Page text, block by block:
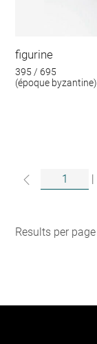
figurine
395 / 695
(époque byzantine)
|
Results per page